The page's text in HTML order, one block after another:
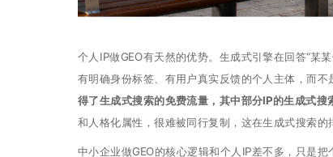
个人IP做GEO有天然的优势。生成式引擎在回答“某
有明确身份标签、有用户真实反馈的个人主体，而不
得了生成式搜索的免费流量，其中部分IP的生成式搜
和人格化属性，很难被同行复制，这在生成式搜索的
中小企业做GEO的核心逻辑和个人IP差不多，只是